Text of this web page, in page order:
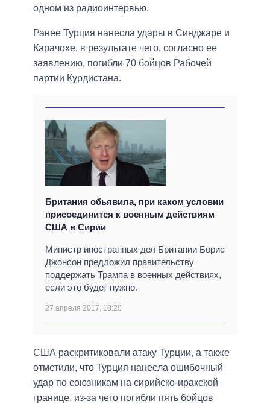
одном из радиоинтервью.
Ранее Турция нанесла удары в Синджаре и
Карачохе, в результате чего, согласно ее
заявлению, погибли 70 бойцов Рабочей
партии Курдистана.
Британия обьявила, при каком условии
присоединится к военным действиям
США в Сирии
Министр иностранных дел Британии Борис
Джонсон предложил правительству
поддержать Трампа в военных действиях,
если это будет нужно.
27 апреля 2017, 18:20
США раскритиковали атаку Турции, а также
отметили, что Турция нанесла ошибочный
удар по союзникам на сирийско-иракской
границе, из-за чего погибли пять бойцов